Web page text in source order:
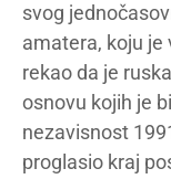
svog
amatera, koju je
rekao da je
osnovu kojih je
nezavisnost
proglasio kraj